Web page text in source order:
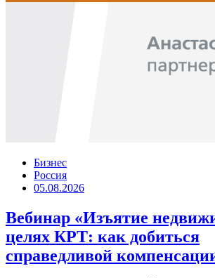
Бизнес
Россия
05.08.2026
Вебинар «Изъятие
целях КРТ: как добиться
справедливой